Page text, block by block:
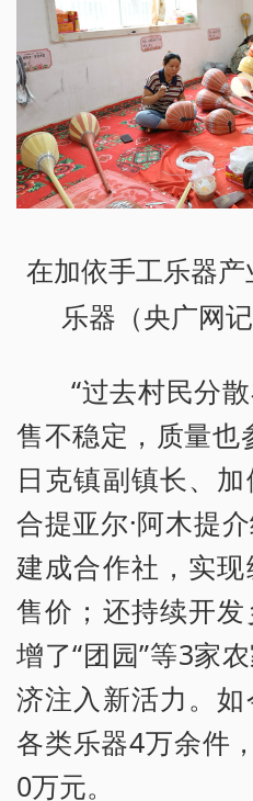
在加依手工乐器
乐器（央广网
“过去村民分
售不稳定，质量也
日克镇副镇长、
合提亚尔·阿木提
建成合作社，实
售价；还持续开
增了“团园”等3家
济注入新活力。
各类乐器4万余件
0万元。